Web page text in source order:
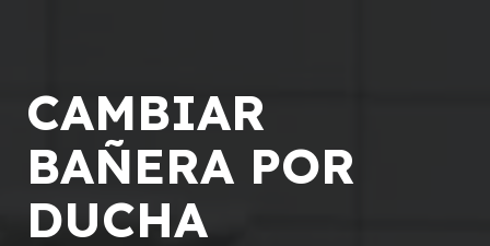
CAMBIAR
BAÑERA POR
DUCHA